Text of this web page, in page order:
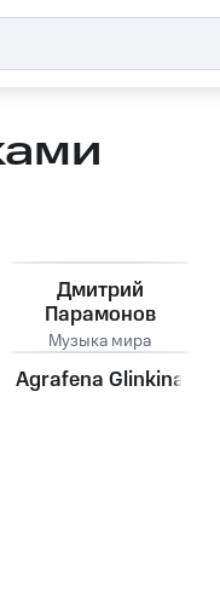
Дмитрий
Парамонов
Музыка мира
Agrafena Glinkina